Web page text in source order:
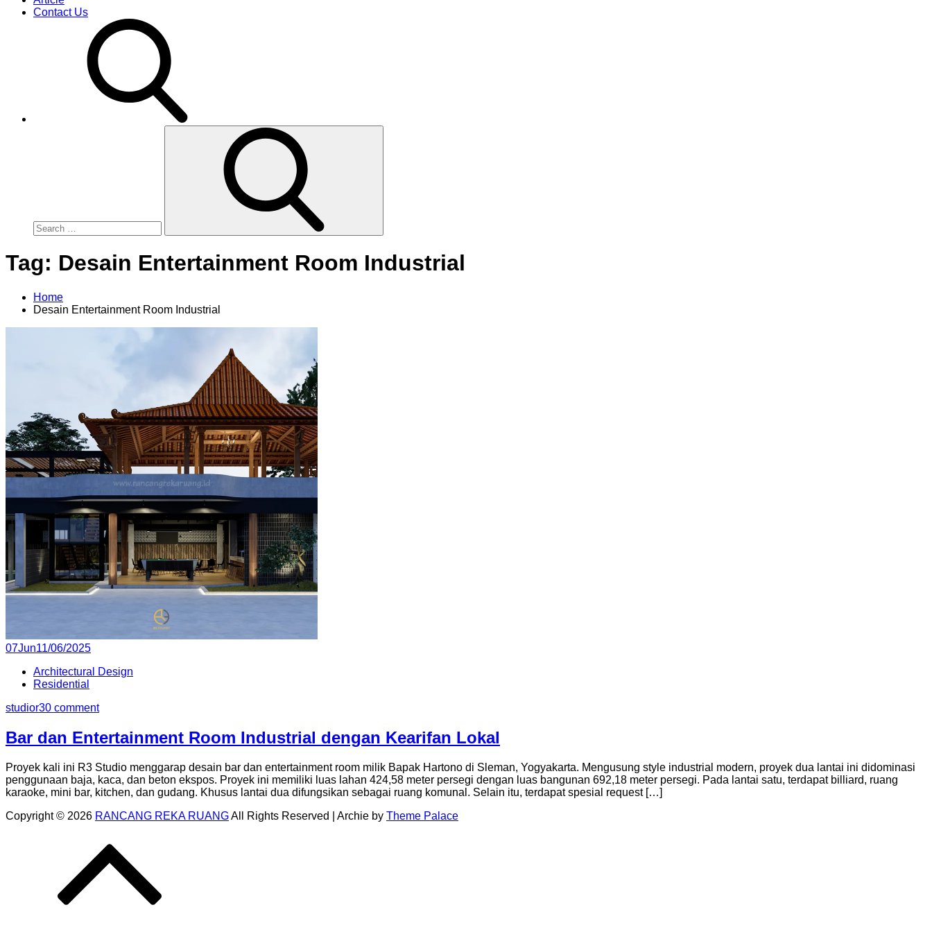
Contact Us
Tag: Desain Entertainment Room Industrial
Home
Desain Entertainment Room Industrial
Posted
07Jun11/06/2025
Architectural Design
Residential
studior30 comment
Bar dan Entertainment Room Industrial dengan Kearifan Lokal
Proyek kali ini R3 Studio menggarap desain bar dan entertainment room milik Bapak Hartono di Sleman, Yogyakarta. Mengusung style industrial modern, proyek dua lantai ini didominasi
penggunaan baja, kaca, dan beton ekspos. Proyek ini memiliki luas lahan 424,58 meter persegi dengan luas bangunan 692,18 meter persegi. Pada lantai satu, terdapat billiard, ruang
karaoke, mini bar, kitchen, dan gudang. Khusus lantai dua difungsikan sebagai ruang komunal. Selain itu, terdapat spesial request […]
Copyright © 2026 RANCANG REKA RUANGAll Rights Reserved | Archie by Theme Palace